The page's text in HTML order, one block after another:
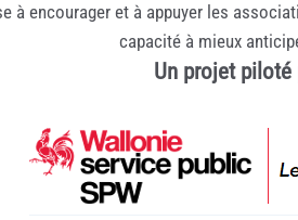
à encourager et à appuyer les
capacité à mieux
Un projet piloté